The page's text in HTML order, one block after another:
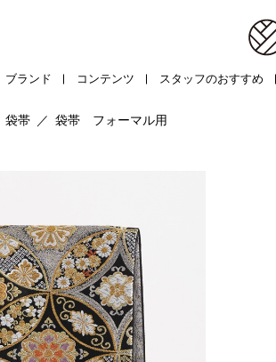
ブランド コンテンツ スタッフのおすすめ
袋帯 ／ 袋帯 フォーマル用